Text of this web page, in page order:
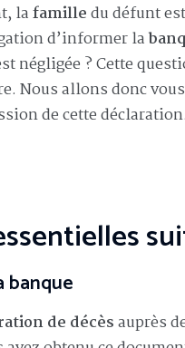
lafamilledu défunt
d’informer la
négligée ? Cette
Nous allons donc
de cette déclaration.
banque
de décèsauprès